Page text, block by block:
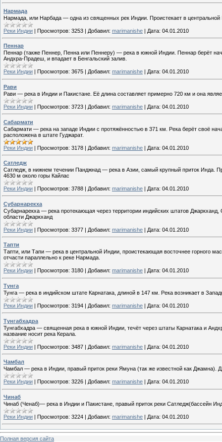
Нармада
Нармада, или Нарбада — одна из священных рек Индии. Проистекает в
Реки Индии | Просмотров: 3253 | Добавил: marimanishe | Дата: 04.01.2010
Пеннар
Пеннар (также Пеннер, Пенна или Пеннеру) — река в южной Индии. Пеннар берёт
Андхра-Прадеш, и впадает в Бенгальский залив.
Реки Индии | Просмотров: 3675 | Добавил: marimanishe | Дата: 04.01.2010
Рави
Рави — река в Индии и Пакистане. Её длина составляет примерно 720 км и она
Реки Индии | Просмотров: 3723 | Добавил: marimanishe | Дата: 04.01.2010
Сабармати
Сабармати — река на западе Индии с протяжённостью в 371 км. Река берёт своё
расположена в штате Гуджарат.
Реки Индии | Просмотров: 3178 | Добавил: marimanishe | Дата: 04.01.2010
Сатледж
Сатледж, в нижнем течении Панджнад — река в Азии, самый крупный приток Инда.
4630 м около горы Кайлас
Реки Индии | Просмотров: 3788 | Добавил: marimanishe | Дата: 04.01.2010
Субарнарекха
Субарнарекха — река протекающая через территории индийских штатов
области Джаркханд
Реки Индии | Просмотров: 3377 | Добавил: marimanishe | Дата: 04.01.2010
Тапти
Тапти, или Тапи — река в центральной Индии, проистекающая восточнее горного
отчасти параллельно к реке Нармада.
Реки Индии Просмотров: 3180 Добавил: marimanishe Дата: 04.01.2010
Тунга
Тунга — река в индийском штате Карнатака, длиной в 147 км. Река возникает в
Реки Индии | Просмотров: 3194 | Добавил: marimanishe | Дата: 04.01.2010
Тунгабхадра
Тунгабхадра — священная река в южной Индии, течёт через штаты Карнатака и
название носит река Керала.
Реки Индии | Просмотров: 3487 | Добавил: marimanishe | Дата: 04.01.2010
Чамбал
Чамбал — река в Индии, правый приток реки Ямуна (так же известной как Джамна).
Реки Индии Просмотров: 3226 Добавил: marimanishe Дата: 04.01.2010
Чинаб
Чинаб (Ченаб)— река в Индии и Пакистане, правый приток реки Сатледж(бассейн
Реки Индии | Просмотров: 3224 | Добавил: marimanishe | Дата: 04.01.2010
Полная версия сайта